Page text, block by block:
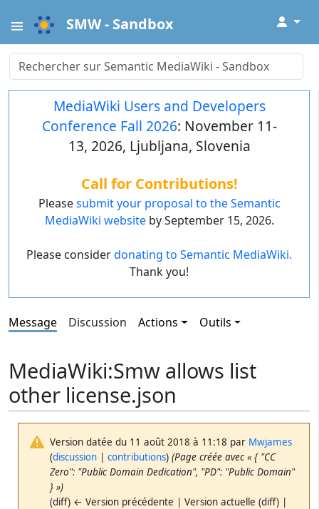
SMW - Sandbox ↓
MediaWiki Users and Developers
Conference Fall 2026: November 11-
13, 2026, Ljubljana, Slovenia
Call for Contributions!
Pleasesubmit your proposal to the Semantic
MediaWiki websiteby September 15, 2026.
Please considerdonating to Semantic MediaWiki.
Thank you!
Message Discussion Actions Outils
MediaWiki:Smw allows list
other license.json
Version datée du 11 août 2018 à 11:18 par Mwjames
(discussion |contributions) (Page créée avec « { "CC
Zero": "Public Domain Dedication", "PD": "Public Domain"
} »)
(diff) ← Version précédente | Version actuelle (diff) |